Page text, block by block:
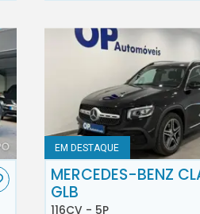
EM DESTAQUE
MERCEDES-BENZ
GLB
116CV - 5P